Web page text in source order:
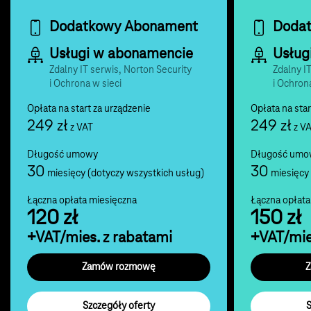
Dodatkowy Abonament
Usługi w abonamencie
Zdalny IT serwis, Norton Security
i Ochrona w sieci
Opłata na start za urządzenie
249 złz VAT
Długość umowy
30 miesięcy (dotyczy wszystkich usług)
Łączna opłata miesięczna
120 zł
+VAT/mies. z rabatami
Zamów rozmowę
Szczegóły oferty
Zdalny
i
Opłata na
249 złz
Długość
30
Łączna
150 zł
+VAT/